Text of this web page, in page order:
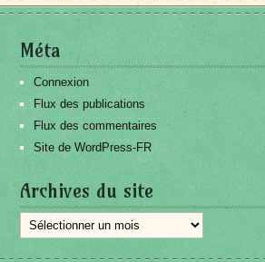
Méta
Connexion
Flux des publications
Flux des commentaires
Site de WordPress-FR
Archives du site
Archives
du